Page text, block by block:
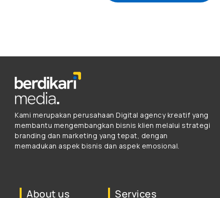
Kami merupakan perusahaan Digital agency kreatif yang
membantu mengembangkan bisnis klien melalui strategi
branding dan marketing yang tepat, dengan
memadukan aspek bisnis dan aspek emosional.
About us Services